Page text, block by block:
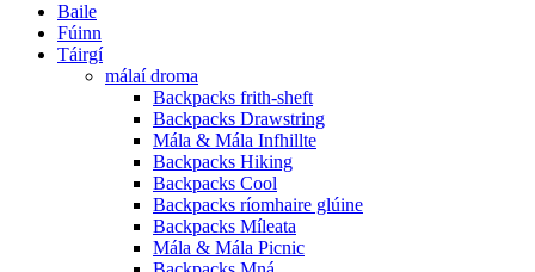
Baile
Fúinn
Táirgí
málaí droma
Backpacks frith-sheft
Backpacks Drawstring
Mála & Mála Infhillte
Backpacks Hiking
Backpacks Cool
Backpacks ríomhaire glúine
Backpacks Míleata
Mála & Mála Picnic